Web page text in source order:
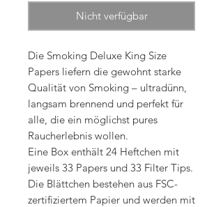
Nicht verfügbar
Die Smoking Deluxe King Size
Papers liefern die gewohnt starke
Qualität von Smoking – ultradünn,
langsam brennend und perfekt für
alle, die ein möglichst pures
Raucherlebnis wollen.
Eine Box enthält 24 Heftchen mit
jeweils 33 Papers und 33 Filter Tips.
Die Blättchen bestehen aus FSC-
zertifiziertem Papier und werden mit